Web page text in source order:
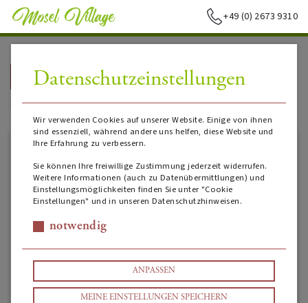
+49 (0) 2673 9310
ZURÜCK ZUR STARTSEITE
Terre Siciliane IGT
Datenschutzeinstellungen
Wir verwenden Cookies auf unserer Website. Einige von ihnen
sind essenziell, während andere uns helfen, diese Website und
Ihre Erfahrung zu verbessern.
Sie können Ihre freiwillige Zustimmung jederzeit widerrufen.
Weitere Informationen (auch zu Datenübermittlungen) und
Einstellungsmöglichkeiten finden Sie unter "Cookie
Einstellungen" und in unseren Datenschutzhinweisen.
notwendig
ANPASSEN
MEINE EINSTELLUNGEN SPEICHERN